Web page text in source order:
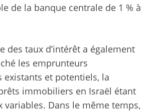
de la banque centrale de 1 % à
des taux d’intérêt a également
les emprunteurs
existants et potentiels, la
immobiliers en Israël étant
variables. Dans le même temps,